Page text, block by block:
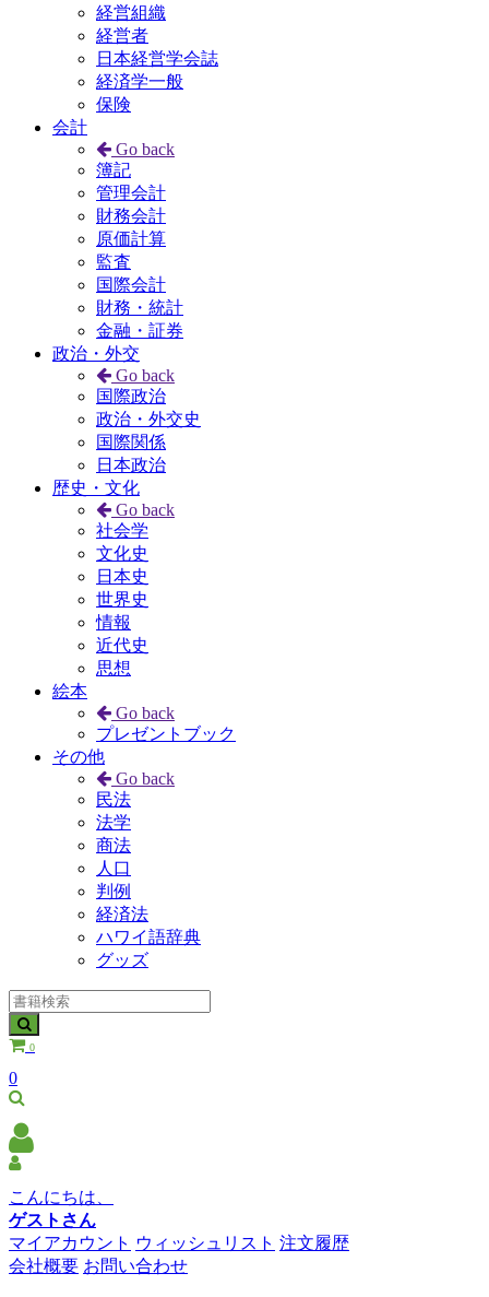
経営組織
経営者
日本経営学会誌
経済学一般
保険
会計
Go back
簿記
管理会計
財務会計
原価計算
監査
国際会計
財務・統計
金融・証券
政治・外交
Go back
国際政治
政治・外交史
国際関係
日本政治
歴史・文化
Go back
社会学
文化史
日本史
世界史
情報
近代史
思想
絵本
Go back
プレゼントブック
その他
Go back
民法
法学
商法
人口
判例
経済法
ハワイ語辞典
グッズ
0
0
こんにちは、
ゲストさん
マイアカウント ウィッシュリスト 注文履歴
会社概要 お問い合わせ